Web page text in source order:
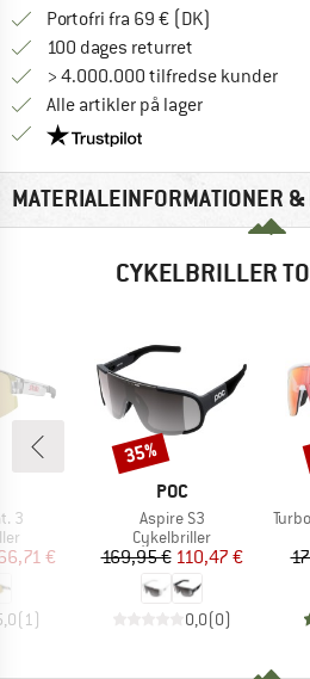
Portofri fra 69 € (DK)
100 dages returret
> 4.000.000 tilfredse kunder
Alle artikler på lager
Vi er Trustpilot-
MATERIALEINFORMATIONER
CYKELBRILLER
3
pris
€
(1 )
MÆRKE
POC
Artikel
Aspire S3
Produktgruppe
Cykelbriller
Pris
169,95 €Nedsat pris
110,47 €
0,0(0)
Rabat
35%
Artikel
Turbo